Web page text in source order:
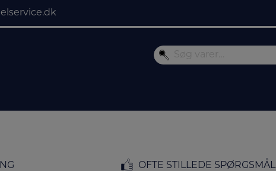
OFTE STILLEDE SPØRGSMÅL